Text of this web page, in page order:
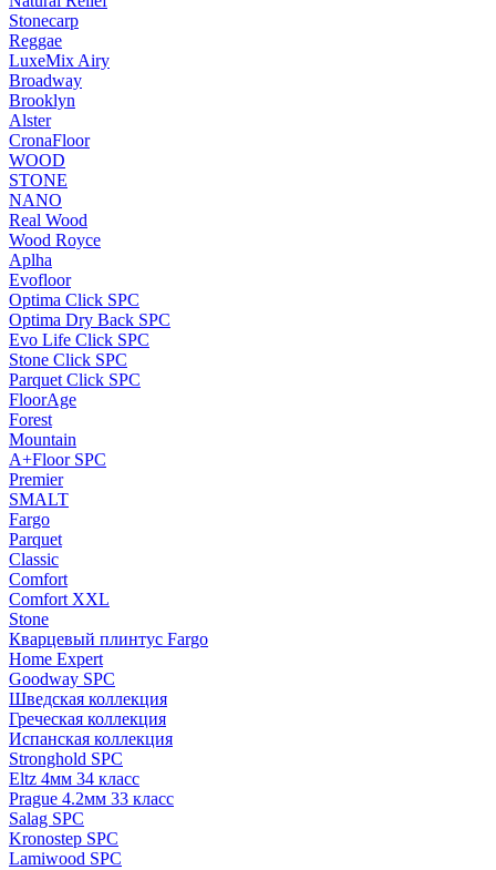
Stonecarp
Reggae
LuxeMix Airy
Broadway
Brooklyn
Alster
CronaFloor
WOOD
STONE
NANO
Real Wood
Wood Royce
Aplha
Evofloor
Optima Click SPC
Optima Dry Back SPC
Evo Life Click SPC
Stone Click SPC
Parquet Click SPC
FloorAge
Forest
Mountain
A+Floor SPC
Premier
SMALT
Fargo
Parquet
Classic
Comfort
Comfort XXL
Stone
Кварцевый плинтус Fargo
Home Expert
Goodway SPC
Шведская коллекция
Греческая коллекция
Испанская коллекция
Stronghold SPC
Eltz 4мм 34 класс
Prague 4.2мм 33 класс
Salag SPC
Kronostep SPC
Lamiwood SPC